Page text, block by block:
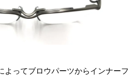
よってブロウパーツからインナーフ